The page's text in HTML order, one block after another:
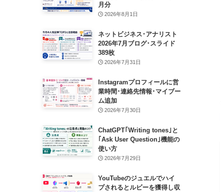
月分
2026年8月1日
ネットビジネス･アナリスト
2026年7月ブログ･スライド
389枚
2026年7月31日
Instagramプロフィールに営
業時間･連絡先情報･マイブー
ム追加
2026年7月30日
ChatGPT｢Writing tones｣と
｢Ask User Question｣機能の
使い方
2026年7月29日
YouTubeのジュエルでハイ
プされるとルビーを獲得し収